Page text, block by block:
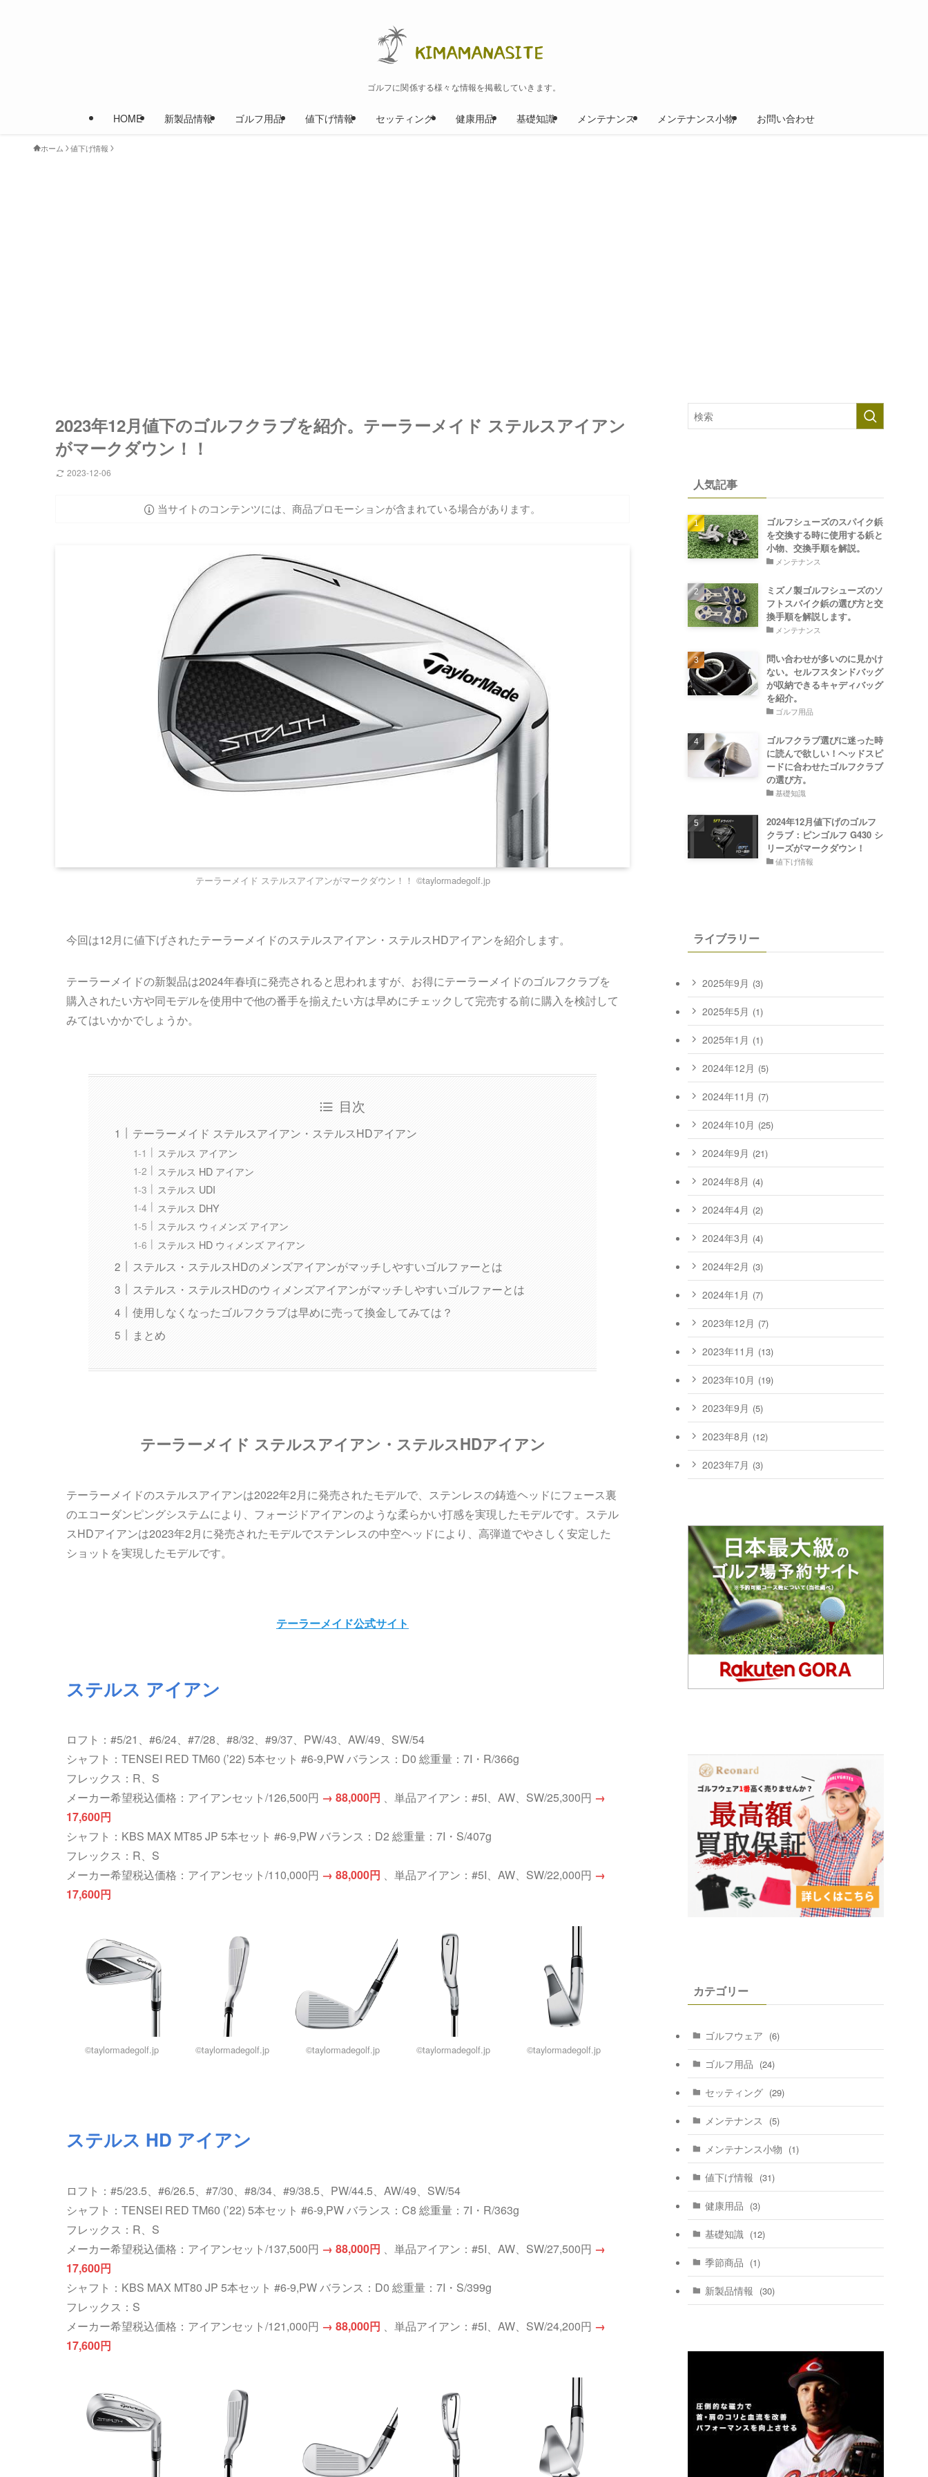
ゴルフに関係する様々な情報を掲載していきます。
HOME 新製品情報 ゴルフ用品 値下げ情報 セッティング 健康用品 基礎知識 メンテナンス メンテナンス小物 お問い合わせ
ホーム 値下げ情報
2023年12月値下のゴルフクラブを紹介。テーラーメイド ステルスアイアン
がマークダウン！！
2023-12-06
当サイトのコンテンツには、商品プロモーションが含まれている場合があります。
テーラーメイド ステルスアイアンがマークダウン！！ ©taylormadegolf.jp
今回は12月に値下げされたテーラーメイドのステルスアイアン・ステルスHDアイアンを紹介します。
テーラーメイドの新製品は2024年春頃に発売されると思われますが、お得にテーラーメイドのゴルフクラブを
購入されたい方や同モデルを使用中で他の番手を揃えたい方は早めにチェックして完売する前に購入を検討して
みてはいかかでしょうか。
目次
テーラーメイド ステルスアイアン・ステルスHDアイアン
ステルス アイアン
ステルス HD アイアン
ステルス UDI
ステルス DHY
ステルス ウィメンズ アイアン
ステルス HD ウィメンズ アイアン
ステルス・ステルスHDのメンズアイアンがマッチしやすいゴルファーとは
ステルス・ステルスHDのウィメンズアイアンがマッチしやすいゴルファーとは
使用しなくなったゴルフクラブは早めに売って換金してみては？
まとめ
テーラーメイド ステルスアイアン・ステルスHDアイアン
テーラーメイドのステルスアイアンは2022年2月に発売されたモデルで、ステンレスの鋳造ヘッドにフェース裏
のエコーダンピングシステムにより、フォージドアイアンのような柔らかい打感を実現したモデルです。ステル
スHDアイアンは2023年2月に発売されたモデルでステンレスの中空ヘッドにより、高弾道でやさしく安定した
ショットを実現したモデルです。
テーラーメイド公式サイト
ステルス アイアン
ロフト：#5/21、#6/24、#7/28、#8/32、#9/37、PW/43、AW/49、SW/54
シャフト：TENSEI RED TM60 (’22) 5本セット #6-9,PW バランス：D0 総重量：7I・R/366g
フレックス：R、S
メーカー希望税込価格：アイアンセット/126,500円 → 88,000円 、単品アイアン：#5I、AW、SW/25,300円 →
17,600円
シャフト：KBS MAX MT85 JP 5本セット #6-9,PW バランス：D2 総重量：7I・S/407g
フレックス：R、S
メーカー希望税込価格：アイアンセット/110,000円 → 88,000円 、単品アイアン：#5I、AW、SW/22,000円 →
17,600円
©taylormadegolf.jp ©taylormadegolf.jp ©taylormadegolf.jp ©taylormadegolf.jp ©taylormadegolf.jp
ステルス HD アイアン
ロフト：#5/23.5、#6/26.5、#7/30、#8/34、#9/38.5、PW/44.5、AW/49、SW/54
シャフト：TENSEI RED TM60 (’22) 5本セット #6-9,PW バランス：C8 総重量：7I・R/363g
フレックス：R、S
メーカー希望税込価格：アイアンセット/137,500円 → 88,000円 、単品アイアン：#5I、AW、SW/27,500円 →
17,600円
シャフト：KBS MAX MT80 JP 5本セット #6-9,PW バランス：D0 総重量：7I・S/399g
フレックス：S
メーカー希望税込価格：アイアンセット/121,000円 → 88,000円 、単品アイアン：#5I、AW、SW/24,200円 →
17,600円
人気記事
ゴルフシューズのスパイク鋲
を交換する時に使用する鋲と
小物、交換手順を解説。
メンテナンス
ミズノ製ゴルフシューズのソ
フトスパイク鋲の選び方と交
換手順を解説します。
メンテナンス
問い合わせが多いのに見かけ
ない。セルフスタンドバッグ
が収納できるキャディバッグ
を紹介。
ゴルフ用品
ゴルフクラブ選びに迷った時
に読んで欲しい！ヘッドスピ
ードに合わせたゴルフクラブ
の選び方。
基礎知識
2024年12月値下げのゴルフ
クラブ：ピンゴルフ G430 シ
リーズがマークダウン！
値下げ情報
ライブラリー
2025年9月 (3)
2025年5月 (1)
2025年1月 (1)
2024年12月 (5)
2024年11月 (7)
2024年10月 (25)
2024年9月 (21)
2024年8月 (4)
2024年4月 (2)
2024年3月 (4)
2024年2月 (3)
2024年1月 (7)
2023年12月 (7)
2023年11月 (13)
2023年10月 (19)
2023年9月 (5)
2023年8月 (12)
2023年7月 (3)
カテゴリー
ゴルフウェア (6)
ゴルフ用品 (24)
セッティング (29)
メンテナンス (5)
メンテナンス小物 (1)
値下げ情報 (31)
健康用品 (3)
基礎知識 (12)
季節商品 (1)
新製品情報 (30)